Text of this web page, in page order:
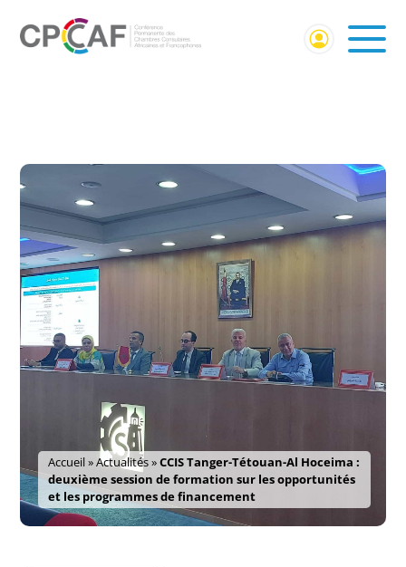
Accueil»Actualités»CCIS Tanger-Tétouan-Al Hoceima :
deuxième session de formation sur les opportunités
et les programmes de financement